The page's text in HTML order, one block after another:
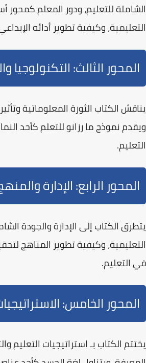
الشاملةللتعليم، ودور المعلم
التعليمية، وكيفية تطوير أدائه
المحور الثالث: التكنولوجيا
يناقش الكتاب الثورة المعلوماتية
ويقدم نموذج ما رزانو للتعلم كأحد
التعليم.
المحور الرابع: الإدارة
يتطرق الكتاب إلىالإدارة والجودة
التعليمية، وكيفية تطوير المناهج
في التعليم.
المحور الخامس:
يختتم الكتاب بـاستراتيجيات التعليم